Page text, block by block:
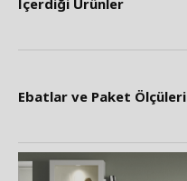
İçerdiği Ürünler
Ebatlar ve Paket Ölçüleri